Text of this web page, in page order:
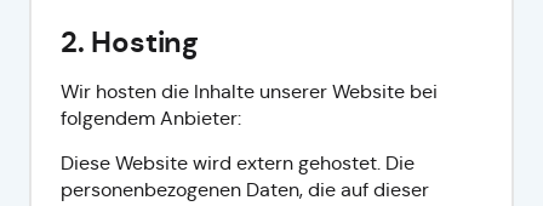
2. Hosting
Wir hosten die Inhalte unserer Website bei
folgendem Anbieter:
Diese Website wird extern gehostet. Die
personenbezogenen Daten, die auf dieser